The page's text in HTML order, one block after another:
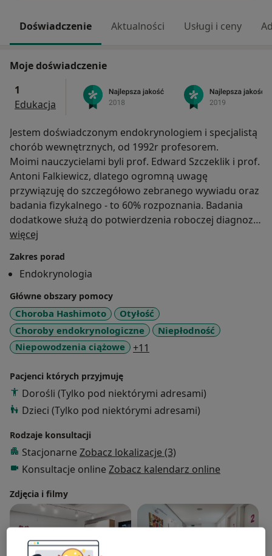
Doświadczenie Aktualności Usługi i ceny
Moje doświadczenie
1
Edukacja
Jestem doświadczonym endokrynologiem i specjalistą
chorób wewnętrznych, od 1992r profesorem.
Moimi nauczycielami byli prof. Edward Szczeklik i prof.
Antoni Falkiewicz, dlatego ogromną uwagę
przywiązuję do szczegółowo zebranego wywiadu oraz
badania fizykalnego - to 60% rozpoznania. Badania
dodatkowe służą do potwierdzenia roboczej diagnozy.
Każdy pacjent objęty moja opieką otrzymuje mój nr
skonsultować swoje zdrowotne obawy w trakcie
terapii.
Odbyłem liczne staże oraz byłem wykładowcą na
licznych uniwersytetach zagranicznych, a obecnie na
licznych kongresach i kursach krajowych i
zagranicznych.
Jestem członkiem honorowym licznych Towarzystw
więcej
Zakres porad
Endokrynologia
Główne obszary pomocy
Choroba Hashimoto
Otyłość
Choroby endokrynologiczne
Niepłodność
Niepowodzenia ciążowe
+11
Pacjenci których przyjmuję
Dorośli (Tylko pod niektórymi adresami)
Dzieci (Tylko pod niektórymi adresami)
Rodzaje konsultacji
Stacjonarne Zobacz lokalizacje (3)
Konsultacje online Zobacz kalendarz online
Zdjęcia i filmy